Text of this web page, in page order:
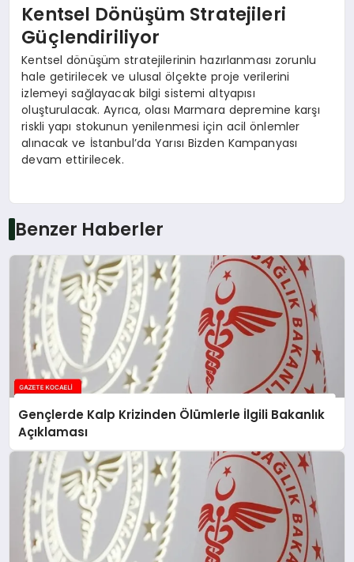
Kentsel Dönüşüm Stratejileri
Güçlendiriliyor
Kentsel dönüşüm stratejilerinin hazırlanması zorunlu
hale getirilecek ve ulusal ölçekte proje verilerini
izlemeyi sağlayacak bilgi sistemi altyapısı
oluşturulacak. Ayrıca, olası Marmara depremine karşı
riskli yapı stokunun yenilenmesi için acil önlemler
alınacak ve İstanbul’da Yarısı Bizden Kampanyası
devam ettirilecek.
Benzer Haberler
Gençlerde Kalp Krizinden Ölümlerle İlgili Bakanlık
Açıklaması